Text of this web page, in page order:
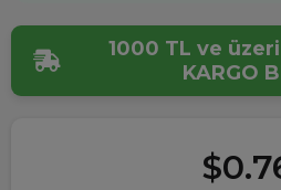
1000 TL ve
KARGO